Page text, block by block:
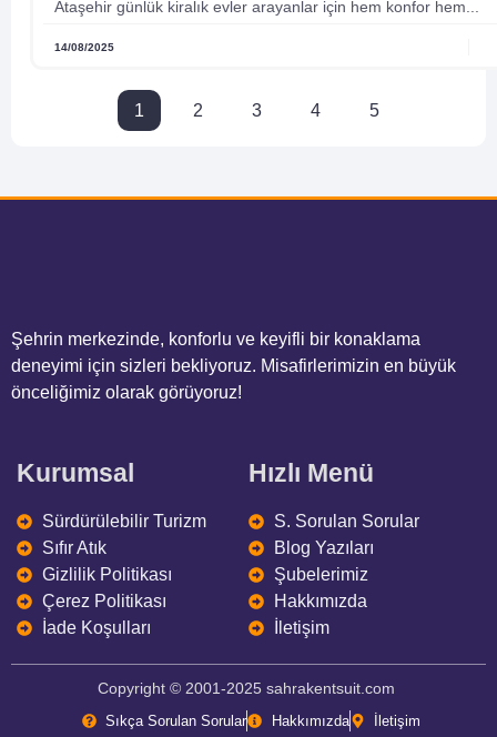
Ataşehir günlük kiralık evler arayanlar için hem konfor hem...
14/08/2025
1 2 3 4 5
Şehrin merkezinde, konforlu ve keyifli bir konaklama
deneyimi için sizleri bekliyoruz. Misafirlerimizin en büyük
önceliğimiz olarak görüyoruz!
Kurumsal
Sürdürülebilir Turizm
Sıfır Atık
Gizlilik Politikası
Çerez Politikası
İade Koşulları
Hızlı Menü
S. Sorulan Sorular
Blog Yazıları
Şubelerimiz
Hakkımızda
İletişim
Copyright © 2001-2025 sahrakentsuit.com
Sıkça Sorulan Sorular Hakkımızda İletişim